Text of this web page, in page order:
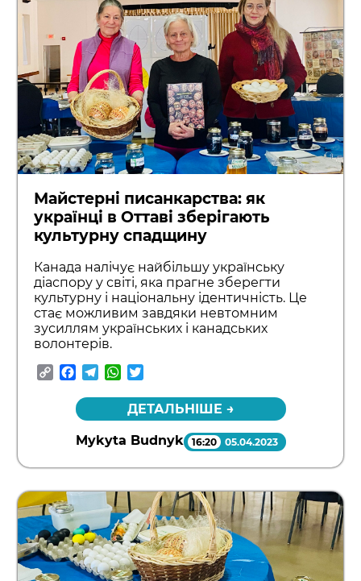
Майстерні писанкарства: як
українці в Оттаві зберігають
культурну спадщину
Канада налічує найбільшу українську
діаспору у світі, яка прагне зберегти
культурну і національну ідентичність. Це
стає можливим завдяки невтомним
зусиллям українських і канадських
волонтерів.
CopyFacebook
TelegramWhatsApp
ДЕТАЛЬНІШЕ →
Mykyta Budnyk 16:20 05.04.2023